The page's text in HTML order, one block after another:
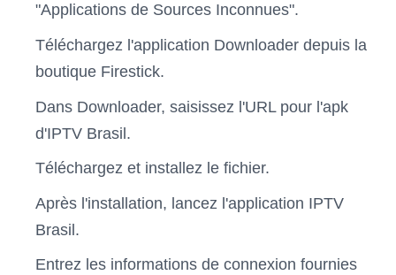
"Applications de Sources Inconnues".
Téléchargez l'application Downloader depuis la
boutique Firestick.
Dans Downloader, saisissez l'URL pour l'apk
d'IPTV Brasil.
Téléchargez et installez le fichier.
Après l'installation, lancez l'application IPTV
Brasil.
Entrez les informations de connexion fournies